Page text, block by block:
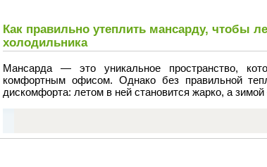
Как правильно утеплить мансарду, чтобы
холодильника
Мансарда — это уникальное пространство,
комфортным офисом. Однако без правильной
дискомфорта: летом в ней становится жарко, а